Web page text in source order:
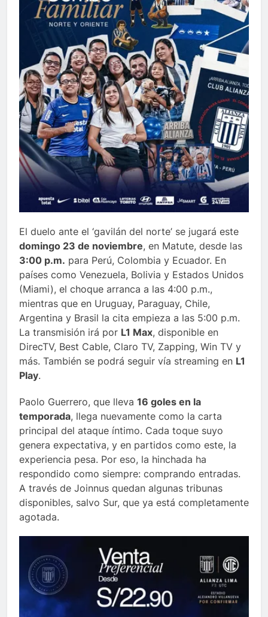
El duelo ante el ‘gavilán del norte’ se jugará este
domingo 23 de noviembre, en Matute, desde las
3:00 p.m. para Perú, Colombia y Ecuador. En
países como Venezuela, Bolivia y Estados Unidos
(Miami), el choque arranca a las 4:00 p.m.,
mientras que en Uruguay, Paraguay, Chile,
Argentina y Brasil la cita empieza a las 5:00 p.m.
La transmisión irá por L1 Max, disponible en
DirecTV, Best Cable, Claro TV, Zapping, Win TV y
más. También se podrá seguir vía streaming en L1
Play.
Paolo Guerrero, que lleva 16 goles en la
temporada, llega nuevamente como la carta
principal del ataque íntimo. Cada toque suyo
genera expectativa, y en partidos como este, la
experiencia pesa. Por eso, la hinchada ha
respondido como siempre: comprando entradas.
A través de Joinnus quedan algunas tribunas
disponibles, salvo Sur, que ya está completamente
agotada.